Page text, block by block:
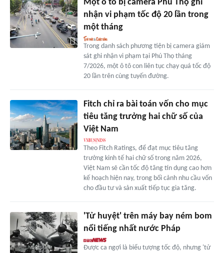
Một ô tô bị camera Phú Thọ ghi
nhận vi phạm tốc độ 20 lần trong
một tháng
Trong danh sách phương tiện bị camera giám
sát ghi nhận vi phạm tại Phú Thọ tháng
7/2026, một ô tô con liên tục chạy quá tốc độ
20 lần trên cùng tuyến đường.
Fitch chỉ ra bài toán vốn cho mục
tiêu tăng trưởng hai chữ số của
Việt Nam
Theo Fitch Ratings, để đạt mục tiêu tăng
trưởng kinh tế hai chữ số trong năm 2026,
Việt Nam sẽ cần tốc độ tăng tín dụng cao hơn
kế hoạch hiện nay, trong bối cảnh nhu cầu vốn
cho đầu tư và sản xuất tiếp tục gia tăng.
'Tử huyệt' trên máy bay ném bom
nổi tiếng nhất nước Pháp
Được ca ngợi là biểu tượng tốc độ, nhưng 'tử